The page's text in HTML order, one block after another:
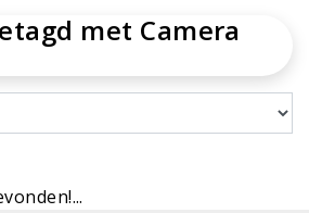
met Camera